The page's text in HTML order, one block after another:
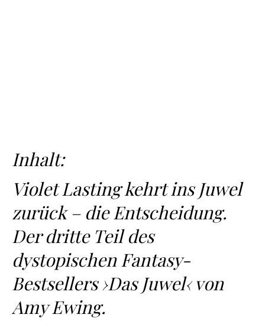
Inhalt:
Violet Lasting kehrt ins Juwel
zurück – die Entscheidung.
Der dritte Teil des
dystopischen Fantasy-
Bestsellers ›Das Juwel‹ von
Amy Ewing.